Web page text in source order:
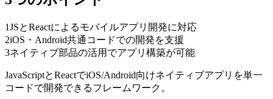
1JSとReactによるモバイルアプリ開発に対応
2iOS・Android共通コードでの開発を支援
3ネイティブ部品の活用でアプリ構築が可能
JavaScriptとReactでiOS/Android向けネイティブアプリを単一
コードで開発できるフレームワーク。